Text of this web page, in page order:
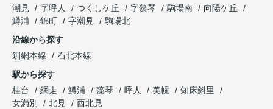
潮見
字呼人 つくしケ丘 字藻琴 駒場南
向陽ケ丘
鱒浦
錦町 字潮見
駒場北
沿線から探す
釧網本線
石北本線
駅から探す
桂台
網走 鱒浦 藻琴 呼人 美幌
知床斜里
女満別
北見 西北見